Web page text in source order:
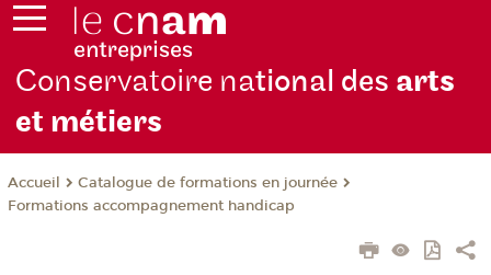
Conservatoire national des arts
et métiers
Accueil
Catalogue de formations en journée
Formations accompagnement handicap